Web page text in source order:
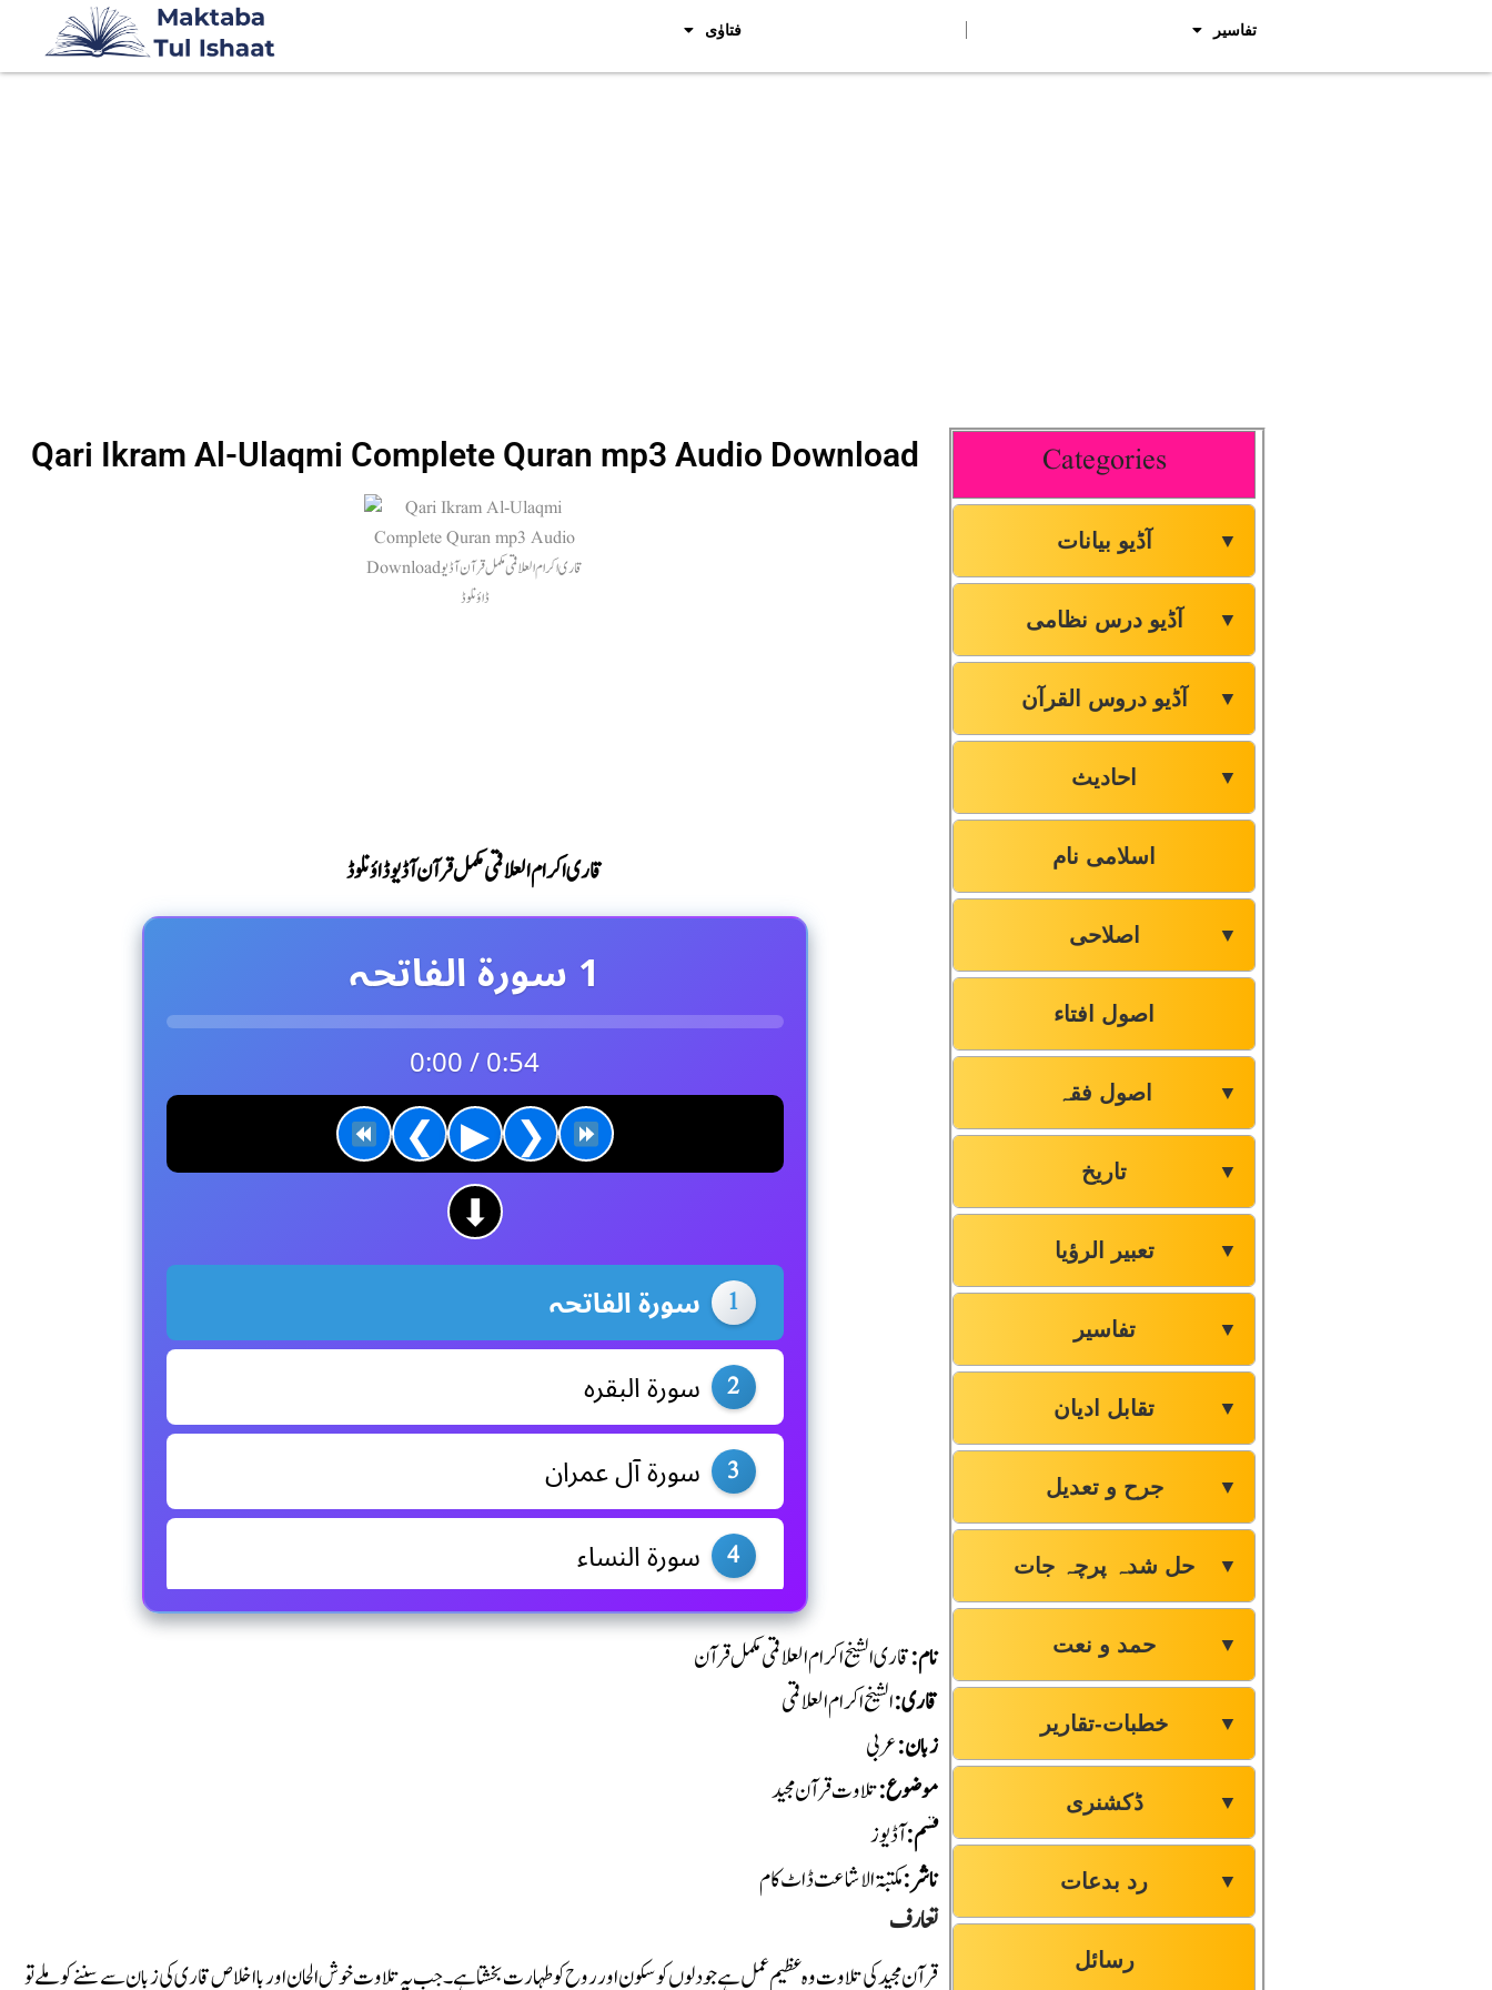
تفاسیر فتاوٰی
Qari Ikram Al-Ulaqmi Complete Quran mp3 Audio Download
قاری اکرام العلاقمی مکمل قرآن آڈیو ڈاؤنلوڈ
1 سورۃ الفاتحہ
0:00 / 0:54
❮ ▶
❯
⬇
1 سورۃ الفاتحہ
2 سورۃ البقرہ
3 سورۃ آل عمران
4 سورۃ النساء
5 سورۃ المائدہ
9 سورۃ التوبہ
نام:قاری الشیخ اکرام العلاقمی مکمل قرآن
قاری:الشیخ اکرام العلاقمی
زبان:عربی
موضوع:تلاوت قرآن مجید
قسم:آڈیوز
ناشر:مکتبۃ الاشاعت ڈاٹ کام
تعارف
قرآن مجید کی تلاوت وہ عظیم عمل ہے جو دلوں کو سکون اور روح کو طہارت بخشتا ہے۔ جب یہ تلاوت خوش الحان اور بااخلاص قاری کی زبان سے سننے کو ملے تو
Categories
آڈیو بیانات ▼
آڈیو درس نظامی ▼
آڈیو دروس القرآن ▼
احادیث ▼
اسلامی نام
اصلاحی ▼
اصول افتاء
اصول فقہ ▼
تاریخ ▼
تعبیر الرؤیا ▼
تفاسیر ▼
تقابل ادیان ▼
جرح و تعدیل ▼
حل شدہ پرچہ جات ▼
حمد و نعت ▼
خطبات-تقاریر ▼
ڈکشنری ▼
رد بدعات ▼
رسائل